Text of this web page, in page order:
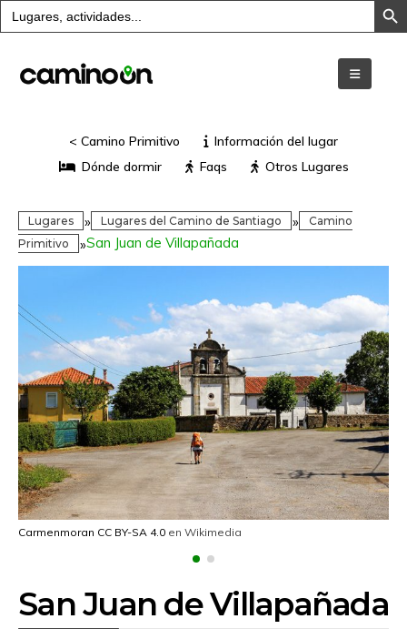
Buscar:
< Camino Primitivo
Información del lugar
Dónde dormir
Faqs Otros Lugares
Lugares » Lugares del Camino de Santiago »
Camino
Primitivo
»San Juan de Villapañada
Carmenmoran CC BY-SA 4.0 en Wikimedia
San Juan de Villapañada